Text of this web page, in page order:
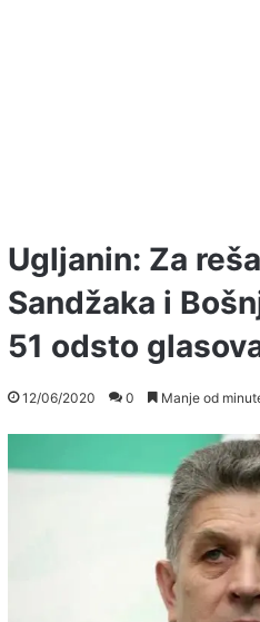
Ugljanin: Za
Sandžaka i
51 odsto
12/06/2020 0 Manje od